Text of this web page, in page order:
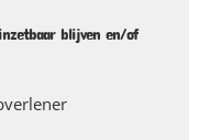
blijven en/of